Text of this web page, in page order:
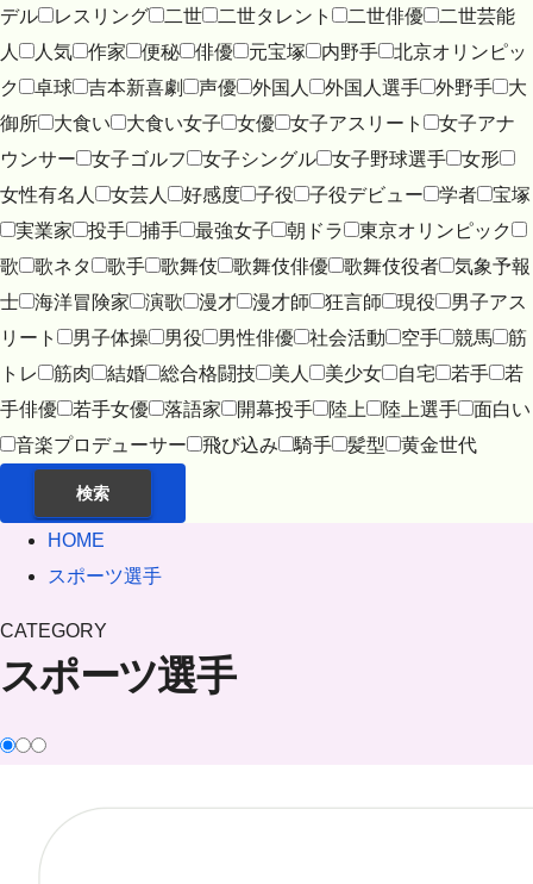
デル
レスリング 二世 二世タレント 二世俳優
二世芸能
人
人気 作家 便秘 俳優 元宝塚 内野手
北京オリンピッ
ク
卓球 吉本新喜劇 声優 外国人 外国人選手 外野手
大
御所
大食い 大食い女子 女優 女子アスリート
女子アナ
ウンサー
女子ゴルフ 女子シングル 女子野球選手
女形
女性有名人
女芸人 好感度 子役 子役デビュー 学者
宝塚
実業家
投手 捕手 最強女子 朝ドラ
東京オリンピック
歌
歌ネタ 歌手 歌舞伎 歌舞伎俳優 歌舞伎役者
気象予報
士
海洋冒険家 演歌 漫才 漫才師 狂言師 現役
男子アス
リート
男子体操 男役 男性俳優 社会活動 空手 競馬
筋
トレ
筋肉 結婚 総合格闘技 美人 美少女 自宅 若手
若
手俳優
若手女優 落語家 開幕投手 陸上 陸上選手
面白い
音楽プロデューサー
飛び込み 騎手 髪型 黄金世代
検索
HOME
スポーツ選手
CATEGORY
スポーツ選手